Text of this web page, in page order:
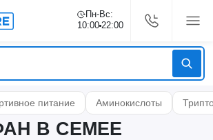
Пн-Вс:
10:00 22:00
питание Аминокислоты
В СЕМЕЕ